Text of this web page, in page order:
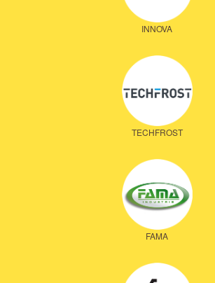
INNOVA
TECHFROST
FAMA